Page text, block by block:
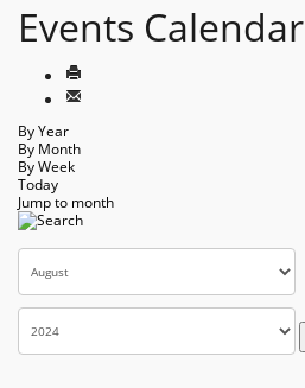
Events Calendar
By Year
By Month
By Week
Today
Jump to month